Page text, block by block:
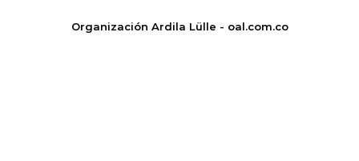
Organización Ardila Lülle - oal.com.co